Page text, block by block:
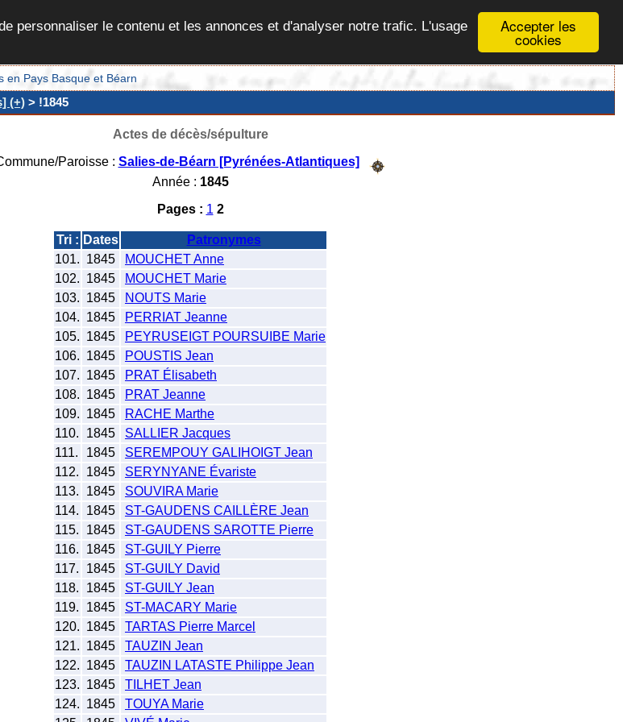
Accepter les
cookies
personnaliser le contenu et les annonces et d'analyser notre trafic. L'usage
en Pays Basque et Béarn
(+) > !1845
Actes de décès/sépulture
Paroisse : Salies-de-Béarn [Pyrénées-Atlantiques]
Année : 1845
Pages : 1 2
Tri : Dates
Patronymes
101. 1845
MOUCHET Anne
102. 1845
MOUCHET Marie
103. 1845
NOUTS Marie
104. 1845
PERRIAT Jeanne
105. 1845
PEYRUSEIGT POURSUIBE Marie
106. 1845
POUSTIS Jean
107. 1845
PRAT Élisabeth
108. 1845
PRAT Jeanne
109. 1845
RACHE Marthe
110.
1845
SALLIER Jacques
111.
1845
SEREMPOUY GALIHOIGT Jean
112.
1845
SERYNYANE Évariste
113.
1845
SOUVIRA Marie
114.
1845
ST-GAUDENS CAILLÈRE Jean
115.
1845
ST-GAUDENS SAROTTE Pierre
116.
1845
ST-GUILY Pierre
117.
1845
ST-GUILY David
118.
1845
ST-GUILY Jean
119.
1845
ST-MACARY Marie
120. 1845
TARTAS Pierre Marcel
121. 1845
TAUZIN Jean
122. 1845
TAUZIN LATASTE Philippe Jean
123. 1845
TILHET Jean
124. 1845
TOUYA Marie